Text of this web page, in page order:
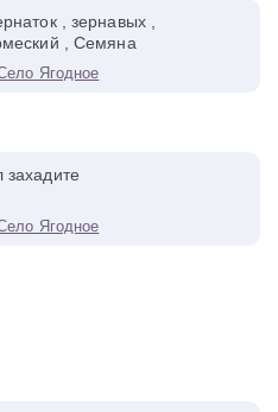
, зернавых ,
, Семяна
Ягодное
Ягодное